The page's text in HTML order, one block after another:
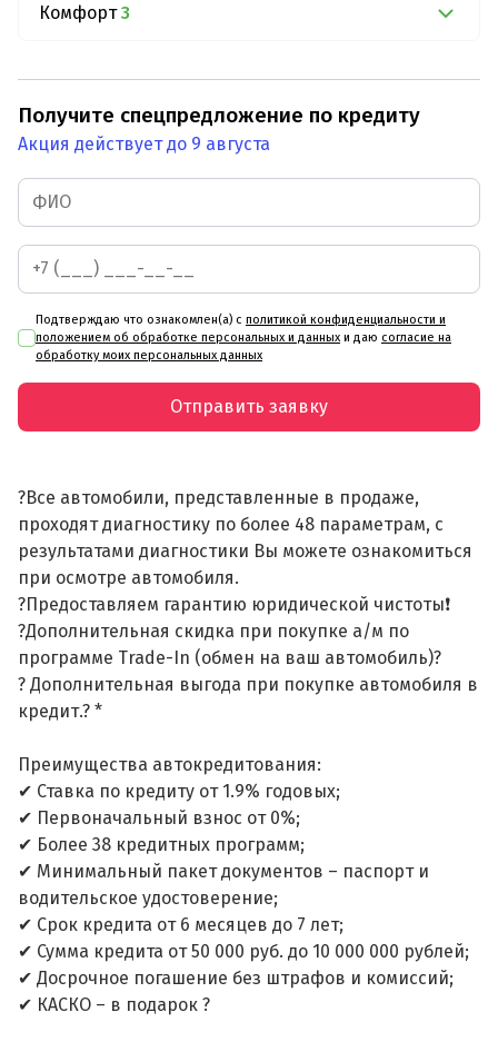
Комфорт 3
Получите спецпредложение по кредиту
Акция действует до 9 августа
Подтверждаю что ознакомлен(а) с политикой конфиденциальности и
положением об обработке персональных и данных и даю согласие на
обработку моих персональных данных
Отправить заявку
?Все автомобили, представленные в продаже,
проходят диагностику по более 48 параметрам, с
результатами диагностики Вы можете ознакомиться
при осмотре автомобиля.
?Предоставляем гарантию юридической чистоты❗
?Дополнительная скидка при покупке а/м по
программе Trade-In (обмен на ваш автомобиль)?
? Дополнительная выгода при покупке автомобиля в
кредит.? *
Преимущества автокредитования:
✔ Ставка по кредиту от 1.9% годовых;
✔ Первоначальный взнос от 0%;
✔ Более 38 кредитных программ;
✔ Минимальный пакет документов – паспорт и
водительское удостоверение;
✔ Срок кредита от 6 месяцев до 7 лет;
✔ Сумма кредита от 50 000 руб. до 10 000 000 рублей;
✔ Досрочное погашение без штрафов и комиссий;
✔ КАСКО – в подарок ?